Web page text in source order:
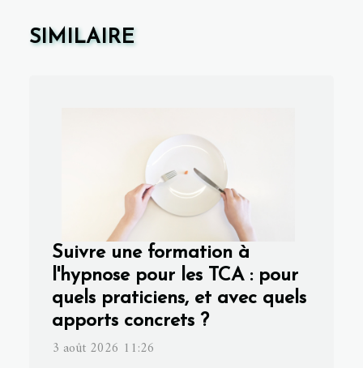
SIMILAIRE
Suivre une formation à
l'hypnose pour les TCA : pour
quels praticiens, et avec quels
apports concrets ?
3 août 2026 11:26